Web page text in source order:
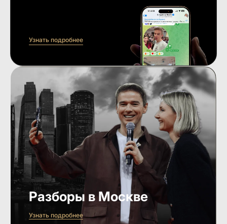
Узнать подробнее
Разборы в Москве
Узнать подробнее